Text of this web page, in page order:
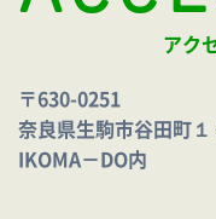
アク
〒630-0251
奈良県生駒市谷田町
IKOMA－DO内